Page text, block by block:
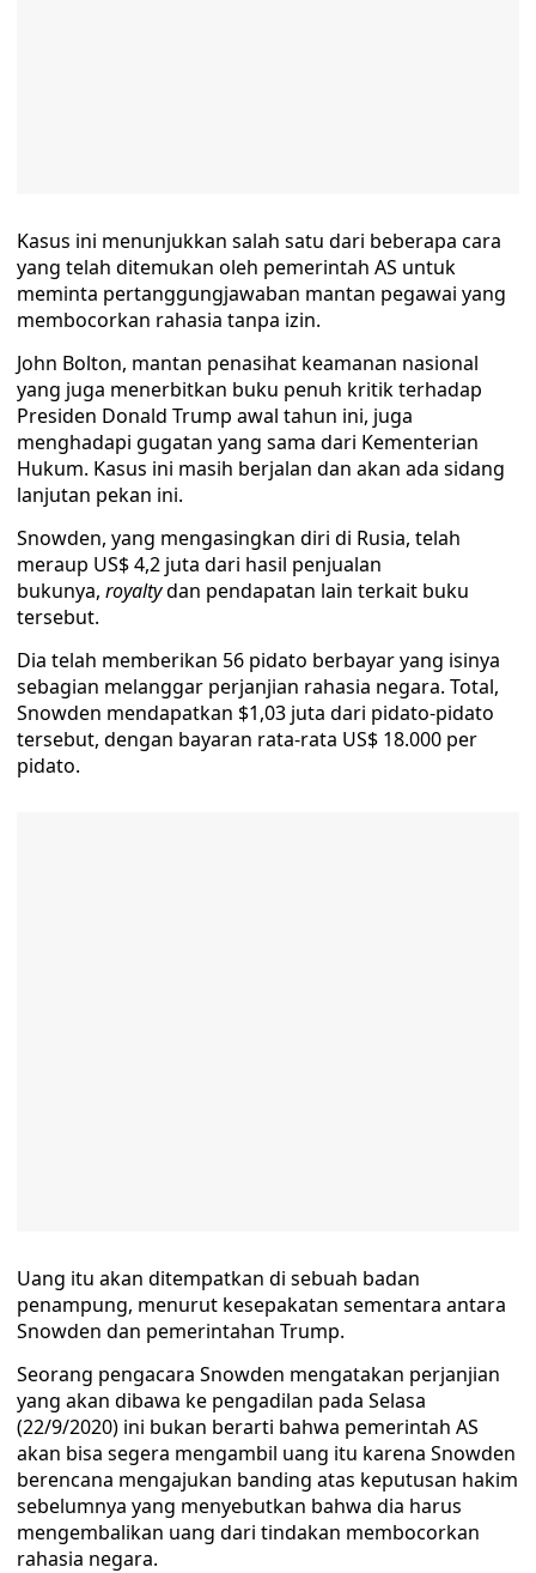
Kasus ini menunjukkan salah satu dari beberapa cara
yang telah ditemukan oleh pemerintah AS untuk
meminta pertanggungjawaban mantan pegawai yang
membocorkan rahasia tanpa izin.
John Bolton, mantan penasihat keamanan nasional
yang juga menerbitkan buku penuh kritik terhadap
Presiden Donald Trump awal tahun ini, juga
menghadapi gugatan yang sama dari Kementerian
Hukum. Kasus ini masih berjalan dan akan ada sidang
lanjutan pekan ini.
Snowden, yang mengasingkan diri di Rusia, telah
meraup US$ 4,2 juta dari hasil penjualan
bukunya, royaltydan pendapatan lain terkait buku
tersebut.
Dia telah memberikan 56 pidato berbayar yang isinya
sebagian melanggar perjanjian rahasia negara. Total,
Snowden mendapatkan $1,03 juta dari pidato-pidato
tersebut, dengan bayaran rata-rata US$ 18.000 per
pidato.
Uang itu akan ditempatkan di sebuah badan
penampung, menurut kesepakatan sementara antara
Snowden dan pemerintahan Trump.
Seorang pengacara Snowden mengatakan perjanjian
yang akan dibawa ke pengadilan pada Selasa
(22/9/2020) ini bukan berarti bahwa pemerintah AS
akan bisa segera mengambil uang itu karena Snowden
berencana mengajukan banding atas keputusan hakim
sebelumnya yang menyebutkan bahwa dia harus
mengembalikan uang dari tindakan membocorkan
rahasia negara.